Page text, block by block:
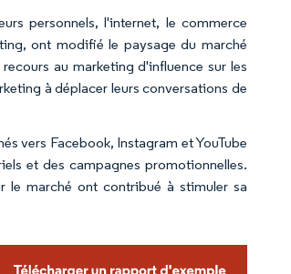
personnels, l'internet, le commerce
ont modifié le paysage du marché
au marketing d'influence sur les
à déplacer leurs conversations de
vers Facebook, Instagram et YouTube
et des campagnes promotionnelles.
le marché ont contribué à stimuler sa
nécessite une attribution sous CC BY 4.0.